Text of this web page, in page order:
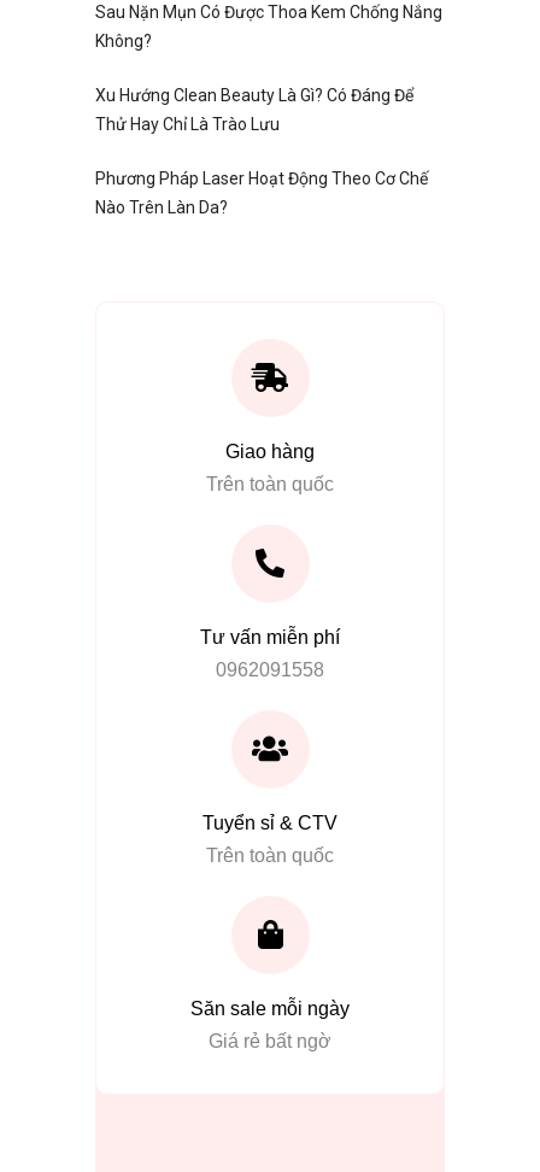
Sau Nặn Mụn Có Được Thoa Kem Chống Nắng
Không?
Xu Hướng Clean Beauty Là Gì? Có Đáng Để
Thử Hay Chỉ Là Trào Lưu
Phương Pháp Laser Hoạt Động Theo Cơ Chế
Nào Trên Làn Da?
Giao hàng
Trên toàn quốc
Tư vấn miễn phí
0962091558
Tuyển sỉ & CTV
Trên toàn quốc
Săn sale mỗi ngày
Giá rẻ bất ngờ